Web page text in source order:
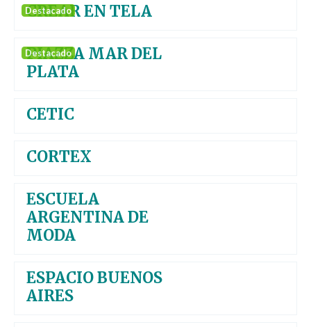
CREAR EN TELA
Destacado
PIAZZA MAR DEL
PLATA
Destacado
CETIC
CORTEX
ESCUELA
ARGENTINA DE
MODA
ESPACIO BUENOS
AIRES